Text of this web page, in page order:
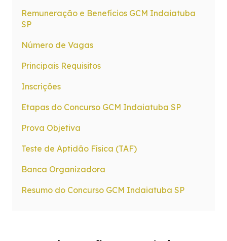
Remuneração e Benefícios GCM Indaiatuba
SP
Número de Vagas
Principais Requisitos
Inscrições
Etapas do Concurso GCM Indaiatuba SP
Prova Objetiva
Teste de Aptidão Física (TAF)
Banca Organizadora
Resumo do Concurso GCM Indaiatuba SP